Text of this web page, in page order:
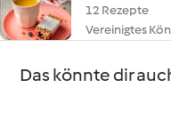
12 Rezepte
Vereinigtes
Das könnte dir